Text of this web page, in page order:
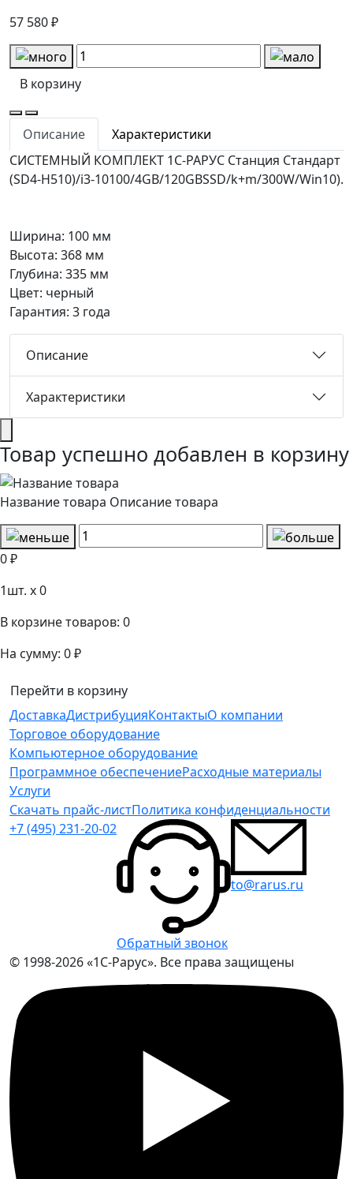
57 580 ₽
В корзину
Описание
Характеристики
СИСТЕМНЫЙ КОМПЛЕКТ 1С-РАРУС Станция Стандарт
(SD4-H510)/i3-10100/4GB/120GBSSD/k+m/300W/Win10).
Ширина: 100 мм
Высота: 368 мм
Глубина: 335 мм
Цвет: черный
Гарантия: 3 года
Описание
Характеристики
Товар успешно добавлен в корзину
Название товара Описание товара
0 ₽
1шт. x0
В корзине товаров: 0
На сумму: 0 ₽
Перейти в корзину
ДоставкаДистрибуцияКонтактыО компании
Торговое оборудование
Компьютерное оборудование
Программное обеспечениеРасходные материалы
Услуги
Скачать прайс-листПолитика конфиденциальности
+7 (495) 231-20-02
Обратный звонок
to@rarus.ru
© 1998-2026 «1С-Рарус». Все права защищены